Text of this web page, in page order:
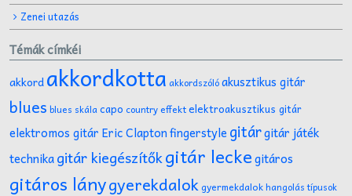
Zenei utazás
Témák címkéi
akkordakkordkotta akkordszólóakusztikus gitár
blues blues skálacapo country effektelektroakusztikus gitár
elektromos gitár Eric Claptonfingerstyle gitárgitár játék
technikagitár kiegészítőkgitár leckegitáros
gitáros lánygyerekdalokgyermekdalokhangolás típusok